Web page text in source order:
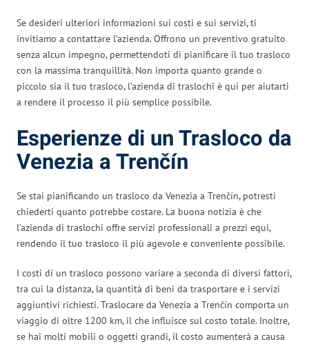
Se desideri ulteriori informazioni sui costi e sui servizi, ti
invitiamo a contattare l’azienda. Offrono un preventivo gratuito
senza alcun impegno, permettendoti di pianificare il tuo trasloco
con la massima tranquillità. Non importa quanto grande o
piccolo sia il tuo trasloco, l’azienda di traslochi è qui per aiutarti
a rendere il processo il più semplice possibile.
Esperienze di un Trasloco da
Venezia a Trenčín
Se stai pianificando un trasloco da Venezia a Trenčín, potresti
chiederti quanto potrebbe costare. La buona notizia è che
l’azienda di traslochi offre servizi professionali a prezzi equi,
rendendo il tuo trasloco il più agevole e conveniente possibile.
I costi di un trasloco possono variare a seconda di diversi fattori,
tra cui la distanza, la quantità di beni da trasportare e i servizi
aggiuntivi richiesti. Traslocare da Venezia a Trenčín comporta un
viaggio di oltre 1200 km, il che influisce sul costo totale. Inoltre,
se hai molti mobili o oggetti grandi, il costo aumenterà a causa